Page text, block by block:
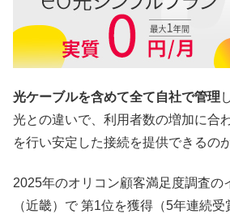
光ケーブルを含めて全て自社で管理
光との違いで、利用者数の増加に合
を行い安定した接続を提供できるの
2025年のオリコン顧客満足度調査の
（近畿）で 第1位を獲得（5年連続